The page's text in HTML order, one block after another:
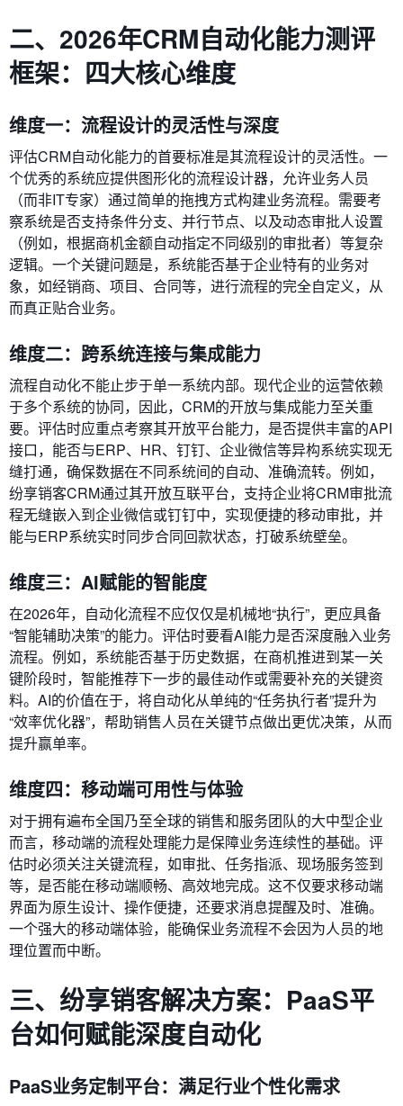
二、2026年CRM自动化能力测评
框架：四大核心维度
维度一：流程设计的灵活性与深度
评估CRM自动化能力的首要标准是其流程设计的灵活性。一
个优秀的系统应提供图形化的流程设计器，允许业务人员
（而非IT专家）通过简单的拖拽方式构建业务流程。需要考
察系统是否支持条件分支、并行节点、以及动态审批人设置
（例如，根据商机金额自动指定不同级别的审批者）等复杂
逻辑。一个关键问题是，系统能否基于企业特有的业务对
象，如经销商、项目、合同等，进行流程的完全自定义，从
而真正贴合业务。
维度二：跨系统连接与集成能力
流程自动化不能止步于单一系统内部。现代企业的运营依赖
于多个系统的协同，因此，CRM的开放与集成能力至关重
要。评估时应重点考察其开放平台能力，是否提供丰富的API
接口，能否与ERP、HR、钉钉、企业微信等异构系统实现无
缝打通，确保数据在不同系统间的自动、准确流转。例如，
纷享销客CRM通过其开放互联平台，支持企业将CRM审批流
程无缝嵌入到企业微信或钉钉中，实现便捷的移动审批，并
能与ERP系统实时同步合同回款状态，打破系统壁垒。
维度三：AI赋能的智能度
在2026年，自动化流程不应仅仅是机械地“执行”，更应具备
“智能辅助决策”的能力。评估时要看AI能力是否深度融入业务
流程。例如，系统能否基于历史数据，在商机推进到某一关
键阶段时，智能推荐下一步的最佳动作或需要补充的关键资
料。AI的价值在于，将自动化从单纯的“任务执行者”提升为
“效率优化器”，帮助销售人员在关键节点做出更优决策，从而
提升赢单率。
维度四：移动端可用性与体验
对于拥有遍布全国乃至全球的销售和服务团队的大中型企业
而言，移动端的流程处理能力是保障业务连续性的基础。评
估时必须关注关键流程，如审批、任务指派、现场服务签到
等，是否能在移动端顺畅、高效地完成。这不仅要求移动端
界面为原生设计、操作便捷，还要求消息提醒及时、准确。
一个强大的移动端体验，能确保业务流程不会因为人员的地
理位置而中断。
三、纷享销客解决方案：PaaS平
台如何赋能深度自动化
PaaS业务定制平台：满足行业个性化需求